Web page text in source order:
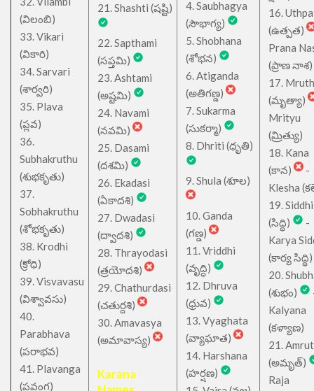
(విలంబి)
33. Vikari
(వికారి)
34. Sarvari
(శార్వరి)
35. Plava
(ప్లవ)
36.
Subhakruthu
(శుభకృతు)
37.
Sobhakruthu
(శోభకృతు)
38. Krodhi
(క్రోధి)
39. Visvavasu
(విశ్వావసు)
40.
Parabhava
(పరాభవ)
41. Plavanga
(ప్లవంగ)
21. Shashti (షష్టి)
22. Sapthami
(సప్తమి)
23. Ashtami
(అష్టమి)
24. Navami
(నవమి)
25. Dasami
(దశమి)
26. Ekadasi
(ఏకాదశి)
27. Dwadasi
(ద్వాదశి)
28. Thrayodasi
(త్రయోదశి)
29. Chathurdasi
(చతుర్దశి)
30. Amavasya
(అమావాస్య)
Karana
4. Saubhagya
(సౌభాగ్య)
5. Shobhana
(శోభన)
6. Atiganda
(అతిగణ్డ)
7. Sukarma
(సుకర్మా)
8. Dhriti (ధృతి)
9. Shula (శూల)
10. Ganda
(గణ్డ)
11. Vriddhi
(వృద్ధి)
12. Dhruva
(ధ్రువ)
13. Vyaghata
(వ్యాఘాత)
14. Harshana
(హర్షణ)
16.
(ఉత్పత)
Prana
(ప్రాణ నాశ)
17.
(మృత్యా)
Mrityu
(మ్రిత్యు)
18. Kana
(కాన)
-
Klesha
19. Siddhi
(సిద్ధి)
-
Karya
(కార్య సిద్ధి)
20.
(శుభం)
Kalyana
(కళ్యాణ)
21.
(అమృత్)
Raja